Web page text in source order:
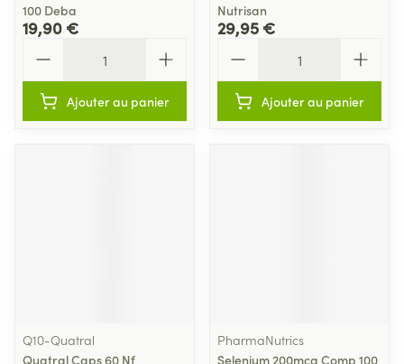
100 Deba
19,90 €
Ajouter au panier
Nutrisan
29,95 €
Ajouter au panier
Q10-Quatral
Quatral Caps 60 Nf
PharmaNutrics
Selenium 200mcg Comp 100